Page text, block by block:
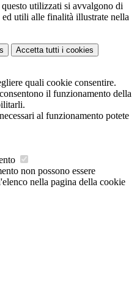
utilizzati si avvalgono di
utili alle finalità illustrate nella
Accetta tutti i cookies
quali cookie consentire.
il funzionamento della
al funzionamento potete
non possono essere
nella pagina della cookie